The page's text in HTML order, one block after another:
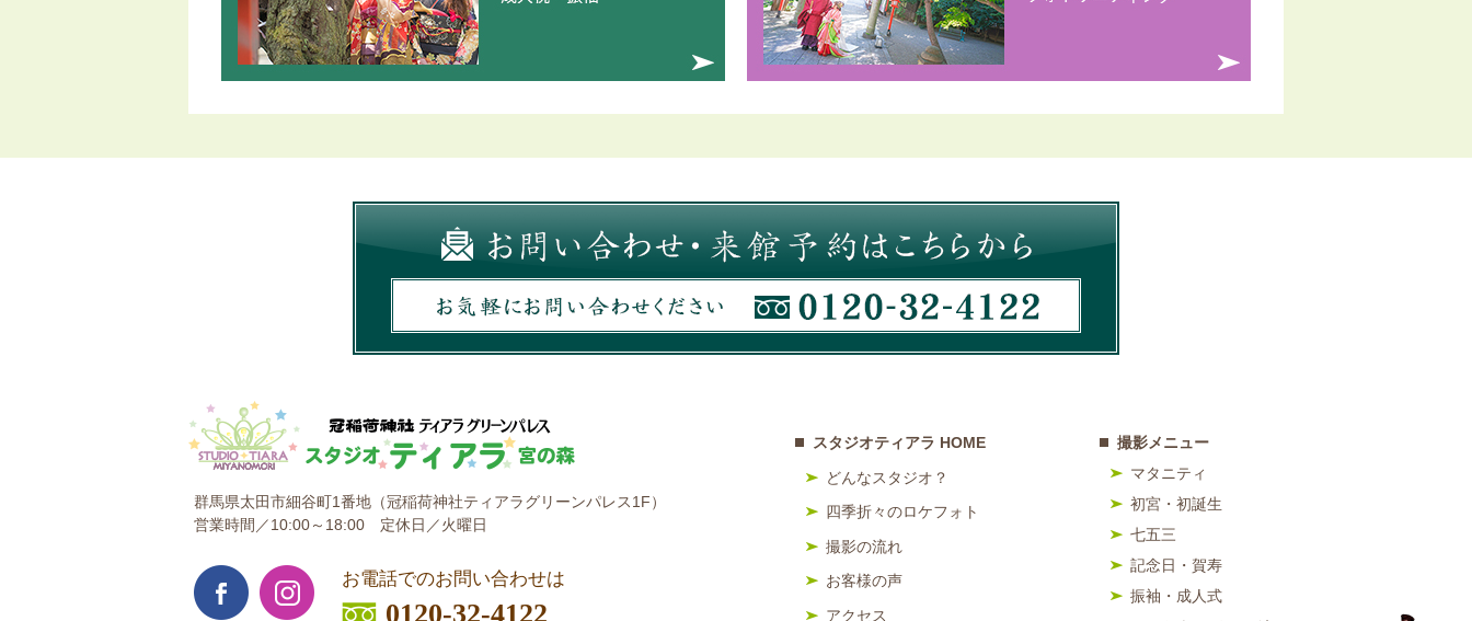
スタジオティアラ HOME
どんなスタジオ？
四季折々のロケフォト
撮影の流れ
お客様の声
アクセス
撮影メニュー
マタニティ
初宮・初誕生
七五三
記念日・賀寿
振袖・成人式
群馬県太田市細谷町1番地（冠稲荷神社ティアラグリーンパレス1F）
営業時間／10:00～18:00 定休日／火曜日
お電話でのお問い合わせは
0120-32-4122